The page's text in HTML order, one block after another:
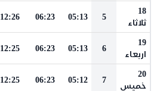
18
ثلاثاء
5
05:13
06:23
12:26
19
اربعاء
6
05:13
06:23
12:25
20
خميس
7
05:12
06:23
12:25